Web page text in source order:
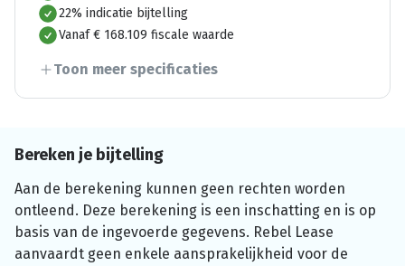
22% indicatie bijtelling
Vanaf € 168.109 fiscale waarde
Toon meer specificaties
Bereken je bijtelling
Aan de berekening kunnen geen rechten worden
ontleend. Deze berekening is een inschatting en is op
basis van de ingevoerde gegevens. Rebel Lease
aanvaardt geen enkele aansprakelijkheid voor de